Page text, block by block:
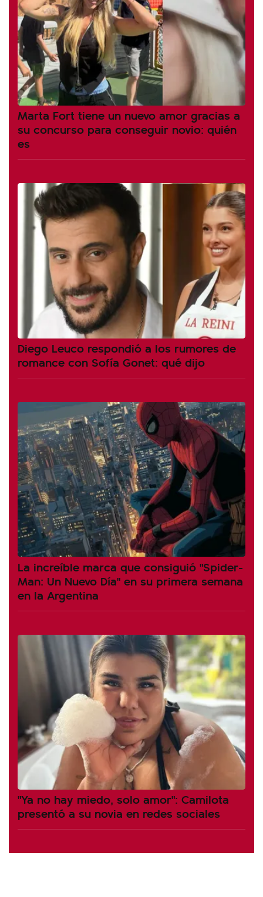
Marta Fort tiene un nuevo amor gracias a
su concurso para conseguir novio: quién
es
Diego Leuco respondió a los rumores de
romance con Sofía Gonet: qué dijo
La increíble marca que consiguió "Spider-
Man: Un Nuevo Día" en su primera semana
en la Argentina
"Ya no hay miedo, solo amor": Camilota
presentó a su novia en redes sociales